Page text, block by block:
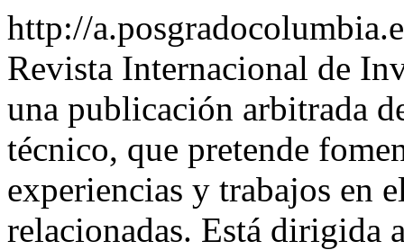
http://
Revista Internacional de
una publicación arbitrada
técnico, que pretende
experiencias y trabajos en
relacionadas. Está dirigida